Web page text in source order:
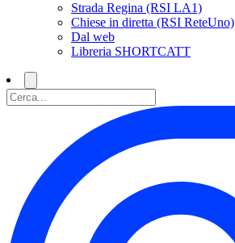
Strada Regina (RSI LA1)
Chiese in diretta (RSI ReteUno)
Dal web
Libreria SHORTCATT